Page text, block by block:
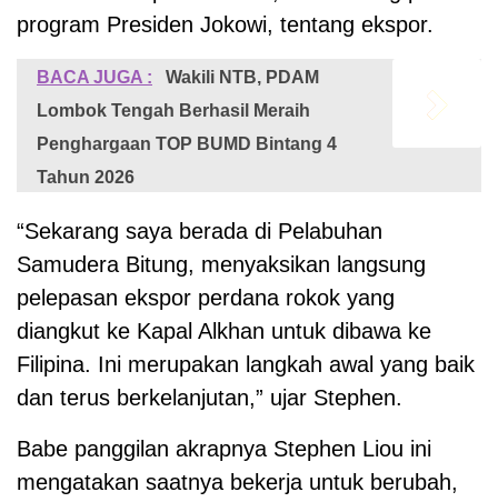
program Presiden Jokowi, tentang ekspor.
BACA JUGA :
Wakili NTB, PDAM
Lombok Tengah Berhasil Meraih
Penghargaan TOP BUMD Bintang 4
Tahun 2026
“Sekarang saya berada di Pelabuhan
Samudera Bitung, menyaksikan langsung
pelepasan ekspor perdana rokok yang
diangkut ke Kapal Alkhan untuk dibawa ke
Filipina. Ini merupakan langkah awal yang baik
dan terus berkelanjutan,” ujar Stephen.
Babe panggilan akrapnya Stephen Liou ini
mengatakan saatnya bekerja untuk berubah,